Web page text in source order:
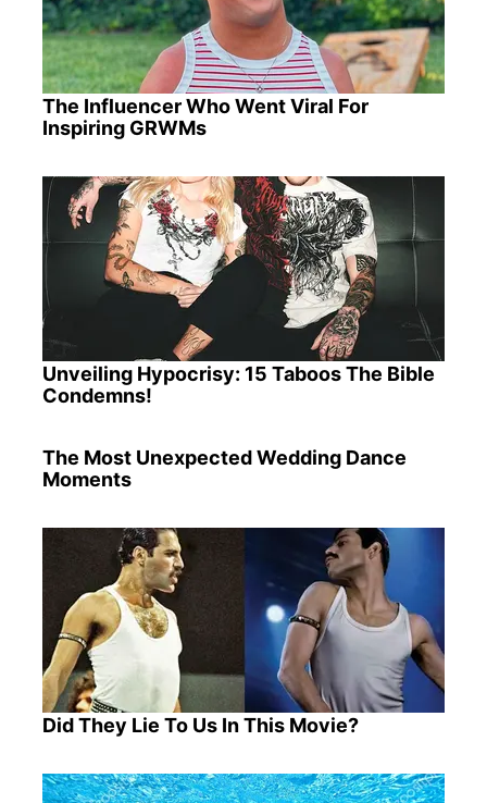
The Influencer Who Went Viral For
Inspiring GRWMs
Unveiling Hypocrisy: 15 Taboos The Bible
Condemns!
The Most Unexpected Wedding Dance
Moments
Did They Lie To Us In This Movie?